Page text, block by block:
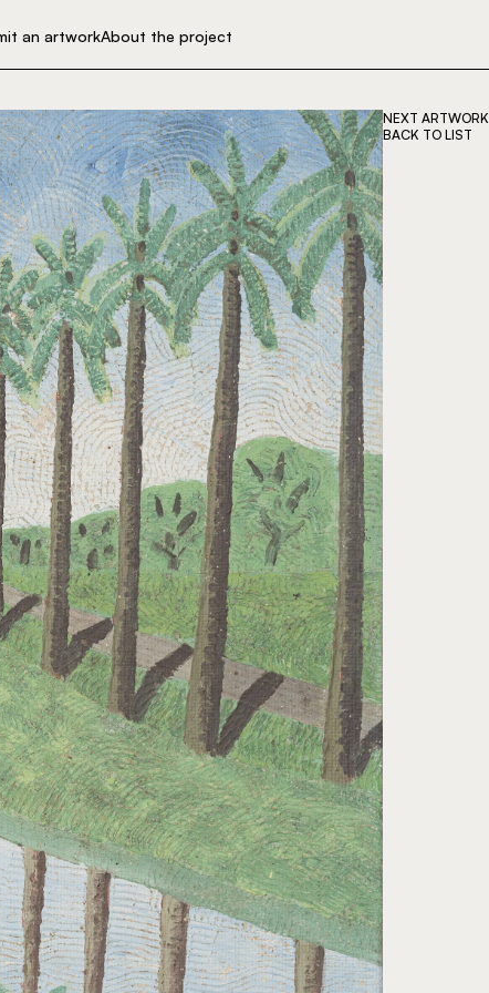
an artworkAbout the project
NEXT ARTWORK
BACK TO LIST